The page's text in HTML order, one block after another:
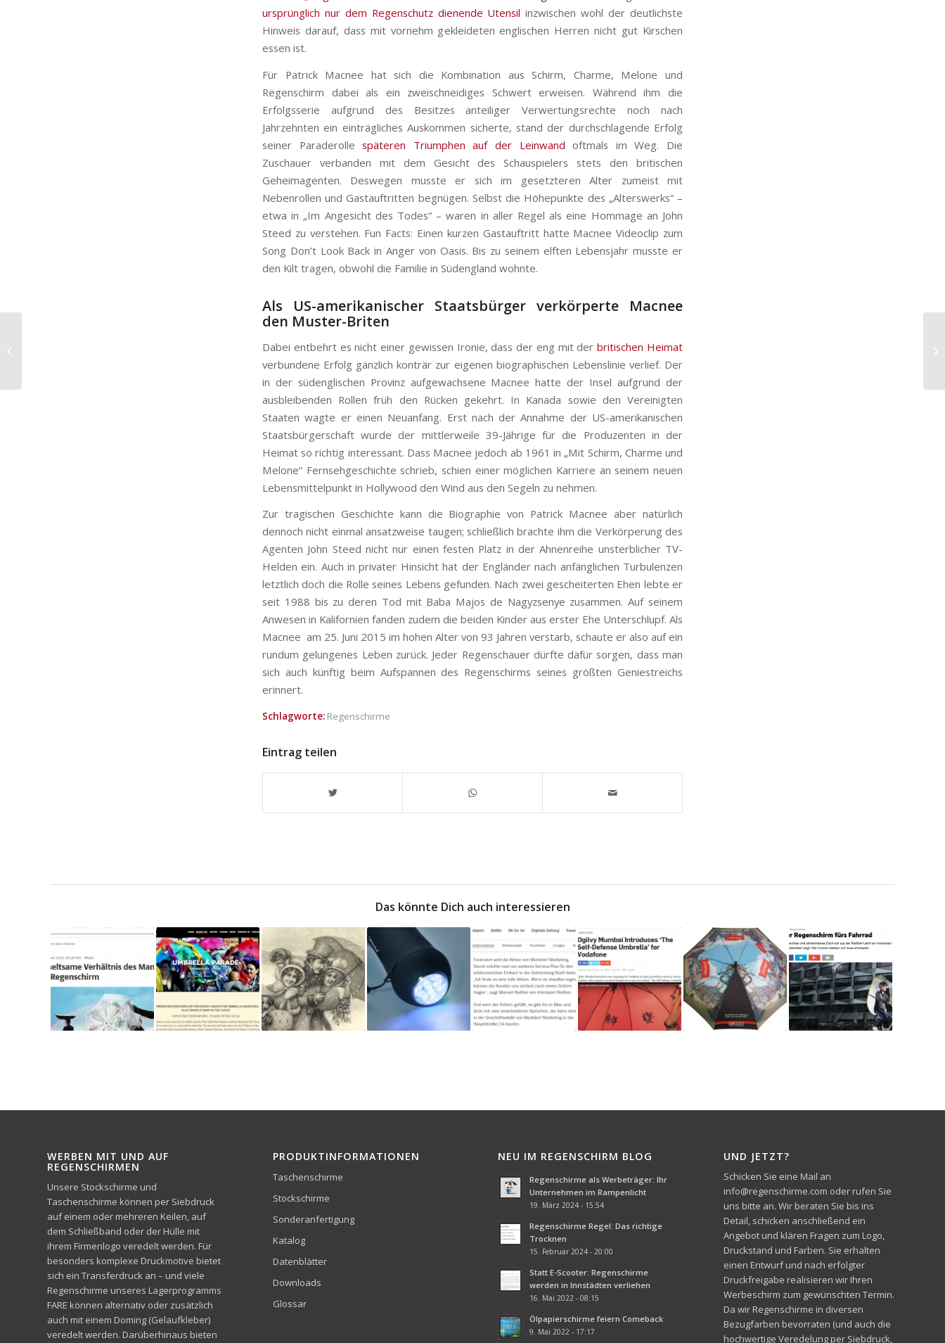
ursprünglich nur dem Regenschutz dienende Utensil inzwischen wohl der deutlichste
Hinweis darauf, dass mit vornehm gekleideten englischen Herren nicht gut Kirschen
essen ist.
Für Patrick Macnee hat sich die Kombination aus Schirm, Charme, Melone und
Regenschirm dabei als ein zweischneidiges Schwert erweisen. Während ihm die
Erfolgsserie aufgrund des Besitzes anteiliger Verwertungsrechte noch nach
Jahrzehnten ein einträgliches Auskommen sicherte, stand der durchschlagende Erfolg
seiner Paraderollespäteren Triumphen auf der Leinwand oftmals im Weg. Die
Zuschauer verbanden mit dem Gesicht des Schauspielers stets den britischen
Geheimagenten. Deswegen musste er sich im gesetzteren Alter zumeist mit
Nebenrollen und Gastauftritten begnügen. Selbst die Höhepunkte des „Alterswerks“ –
etwa in „Im Angesicht des Todes“ – waren in aller Regel als eine Hommage an John
Steed zu verstehen. Fun Facts: Einen kurzen Gastauftritt hatte Macnee Videoclip zum
Song Don’t Look Back in Angervon Oasis. Bis zu seinem elften Lebensjahr musste er
den Kilt tragen, obwohl die Familie in Südengland wohnte.
Als US-amerikanischer Staatsbürger verkörperte Macnee
den Muster-Briten
Dabei entbehrt es nicht einer gewissen Ironie, dass der eng mit derbritischen Heimat
verbundene Erfolg gänzlich konträr zur eigenen biographischen Lebenslinie verlief. Der
in der südenglischen Provinz aufgewachsene Macnee hatte der Insel aufgrund der
ausbleibenden Rollen früh den Rücken gekehrt. In Kanada sowie den Vereinigten
Staaten wagte er einen Neuanfang. Erst nach der Annahme der US-amerikanischen
Staatsbürgerschaft wurde der mittlerweile 39-Jährige für die Produzenten in der
Heimat so richtig interessant. Dass Macnee jedoch ab 1961 in „Mit Schirm, Charme und
Melone“ Fernsehgeschichte schrieb, schien einer möglichen Karriere an seinem neuen
Lebensmittelpunkt in Hollywood den Wind aus den Segeln zu nehmen.
Zur tragischen Geschichte kann die Biographie von Patrick Macnee aber natürlich
dennoch nicht einmal ansatzweise taugen; schließlich brachte ihm die Verkörperung des
Agenten John Steed nicht nur einen festen Platz in der Ahnenreihe unsterblicher TV-
Helden ein. Auch in privater Hinsicht hat der Engländer nach anfänglichen Turbulenzen
letztlich doch die Rolle seines Lebens gefunden. Nach zwei gescheiterten Ehen lebte er
seit 1988 bis zu deren Tod mit Baba Majos de Nagyzsenye zusammen. Auf seinem
Anwesen in Kalifornien fanden zudem die beiden Kinder aus erster Ehe Unterschlupf. Als
Macnee am 25. Juni 2015 im hohen Alter von 93 Jahren verstarb, schaute er also auf ein
rundum gelungenes Leben zurück. Jeder Regenschauer dürfte dafür sorgen, dass man
sich auch künftig beim Aufspannen des Regenschirms seines größten Geniestreichs
erinnert.
Schlagworte: Regenschirme
Eintrag teilen
Das könnte Dich auch interessieren
WERBEN MIT UND AUF
REGENSCHIRMEN
Unsere Stockschirme und
Taschenschirme können per Siebdruck
auf einem oder mehreren Keilen, auf
dem Schließband oder der Hülle mit
ihrem Firmenlogo veredelt werden. Für
besonders komplexe Druckmotive bietet
sich ein Transferdruck an – und viele
Regenschirme unseres Lagerprogramms
FARE können alternativ oder zusätzlich
auch mit einem Doming (Gelaufkleber)
veredelt werden. Darüberhinaus bieten
PRODUKTINFORMATIONEN
Taschenschirme
Stockschirme
Sonderanfertigung
Katalog
Datenblätter
Downloads
Glossar
NEU IM REGENSCHIRM BLOG
Regenschirme als Werbeträger: Ihr
Unternehmen im Rampenlicht
19. März 2024 - 15:54
Regenschirme Regel: Das richtige
Trocknen
15. Februar 2024 - 20:00
Statt E-Scooter: Regenschirme
werden in Innstädten verliehen
16. Mai 2022 - 08:15
Ölpapierschirme feiern Comeback
9. Mai 2022 - 17:17
UND JETZT?
Schicken Sie eine Mail an
info@regenschirme.com oder rufen Sie
uns bitte an. Wir beraten Sie bis ins
Detail, schicken anschließend ein
Angebot und klären Fragen zum Logo,
Druckstand und Farben. Sie erhalten
einen Entwurf und nach erfolgter
Druckfreigabe realisieren wir Ihren
Werbeschirm zum gewünschten Termin.
Da wir Regenschirme in diversen
Bezugfarben bevorraten (und auch die
hochwertige Veredelung per Siebdruck,